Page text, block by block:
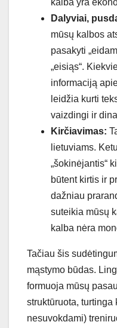
Dalyviai,
mūsų kalbos
pasakyti
„eisiąs“.
informaciją
leidžia kurti
vaizdingi ir
Kirčiavimas:
lietuviams.
„šokinėjantis“
būtent kirtis ir
dažniau
suteikia mūsų
kalba nėra
Tačiau šis
mąstymo būdas.
formuoja mūsų
struktūruota, turtinga
nesuvokdami)